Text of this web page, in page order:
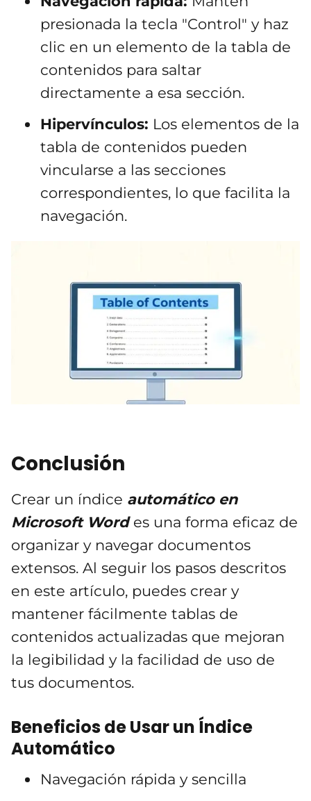
presionada la tecla "Control" y haz
clic en un elemento de la tabla de
contenidos para saltar
directamente a esa sección.
Hipervínculos: Los elementos de la
tabla de contenidos pueden
vincularse a las secciones
correspondientes, lo que facilita la
navegación.
Conclusión
Crear un índice automático en
Microsoft Wordes una forma eficaz de
organizar y navegar documentos
extensos. Al seguir los pasos descritos
en este artículo, puedes crear y
mantener fácilmente tablas de
contenidos actualizadas que mejoran
la legibilidad y la facilidad de uso de
tus documentos.
Beneficios de Usar un Índice
Automático
Navegación rápida y sencilla